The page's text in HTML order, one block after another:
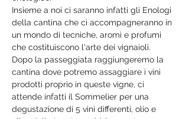
Insieme a noi ci saranno infatti gli Enologi
della cantina che ci accompagneranno in
un mondo di tecniche, aromi e profumi
che costituiscono l'arte dei vignaioli.
Dopo la passeggiata raggiungeremo la
cantina dove potremo assaggiare i vini
prodotti proprio in queste vigne, ci
attende infatti il Sommelier per una
degustazione di 5 vini differenti, olio e